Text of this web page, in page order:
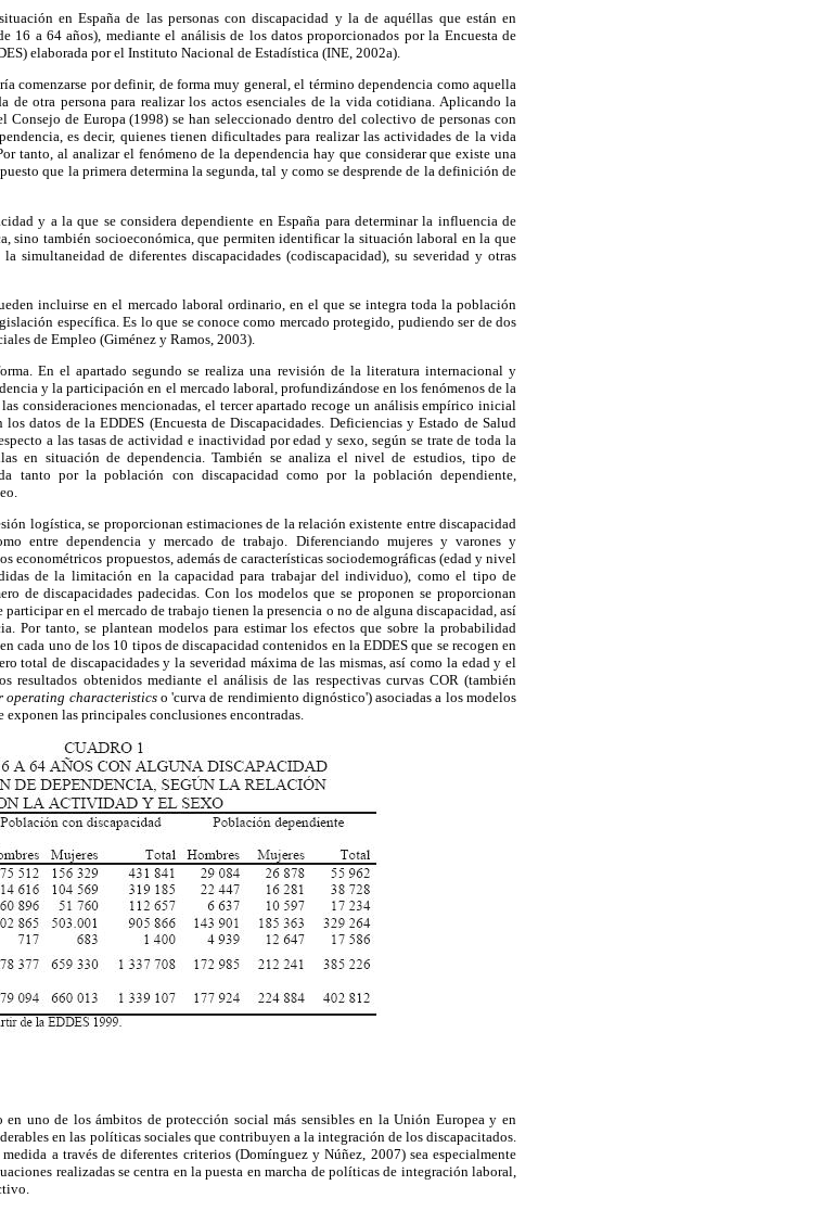
en España de las personas con discapacidad y la de aquéllas que están en
16 a 64 años), mediante el análisis de los datos proporcionados por la Encuesta de
elaborada por el Instituto Nacional de Estadística (INE, 2002a).
comenzarse por definir, de forma muy general, el término dependencia como aquella
de otra persona para realizar los actos esenciales de la vida cotidiana. Aplicando la
de Europa (1998) se han seleccionado dentro del colectivo de personas con
es decir, quienes tienen dificultades para realizar las actividades de la vida
tanto, al analizar el fenómeno de la dependencia hay que considerar que existe una
que la primera determina la segunda, tal y como se desprende de la definición de
y a la que se considera dependiente en España para determinar la influencia de
sino también socioeconómica, que permiten identificar la situación laboral en la que
simultaneidad de diferentes discapacidades (codiscapacidad), su severidad y otras
incluirse en el mercado laboral ordinario, en el que se integra toda la población
específica. Es lo que se conoce como mercado protegido, pudiendo ser de dos
de Empleo (Giménez y Ramos, 2003).
En el apartado segundo se realiza una revisión de la literatura internacional y
y la participación en el mercado laboral, profundizándose en los fenómenos de la
consideraciones mencionadas, el tercer apartado recoge un análisis empírico inicial
datos de la EDDES (Encuesta de Discapacidades. Deficiencias y Estado de Salud
a las tasas de actividad e inactividad por edad y sexo, según se trate de toda la
en situación de dependencia. También se analiza el nivel de estudios, tipo de
tanto por la población con discapacidad como por la población dependiente,
logística, se proporcionan estimaciones de la relación existente entre discapacidad
entre dependencia y mercado de trabajo. Diferenciando mujeres y varones y
econométricos propuestos, además de características sociodemográficas (edad y nivel
de la limitación en la capacidad para trabajar del individuo), como el tipo de
de discapacidades padecidas. Con los modelos que se proponen se proporcionan
en el mercado de trabajo tienen la presencia o no de alguna discapacidad, así
Por tanto, se plantean modelos para estimar los efectos que sobre la probabilidad
cada uno de los 10 tipos de discapacidad contenidos en la EDDES que se recogen en
total de discapacidades y la severidad máxima de las mismas, así como la edad y el
resultados obtenidos mediante el análisis de las respectivas curvas COR (también
operating characteristics o 'curva de rendimiento dignóstico') asociadas a los modelos
las principales conclusiones encontradas.
uno de los ámbitos de protección social más sensibles en la Unión Europea y en
en las políticas sociales que contribuyen a la integración de los discapacitados.
a través de diferentes criterios (Domínguez y Núñez, 2007) sea especialmente
realizadas se centra en la puesta en marcha de políticas de integración laboral,